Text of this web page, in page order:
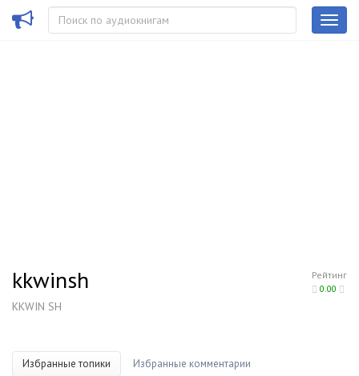
Рейтинг
0.00
kkwinsh
KKWIN SH
Избранные топики Избранные комментарии